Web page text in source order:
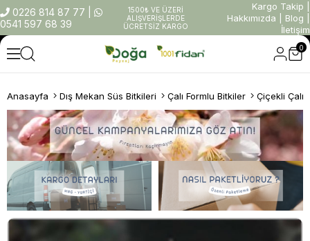
0226 814 87 77
0541 597 68 39
1500₺ VE ÜZERİ
ALIŞVERİŞLERDE
ÜCRETSİZ KARGO
Kargo Takip
Hakkımızda
Blog
İletişim
0
Anasayfa Dış Mekan Süs Bitkileri Çalı Formlu Bitkiler Çiçekli